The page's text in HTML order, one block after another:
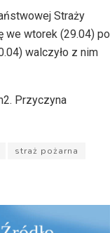
Straży
we wtorek (29.04) po
walczyło z nim
. Przyczyna
straż pożarna